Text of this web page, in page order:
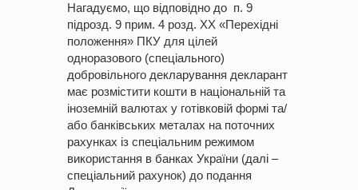
Нагадуємо, що відповідно до п. 9
підрозд. 9 прим. 4 розд. ХХ «Перехідні
положення» ПКУ для цілей
одноразового (спеціального)
добровільного декларування декларант
має розмістити кошти в національній та
іноземній валютах у готівковій формі та/
або банківських металах на поточних
рахунках із спеціальним режимом
використання в банках України (далі –
спеціальний рахунок) до подання